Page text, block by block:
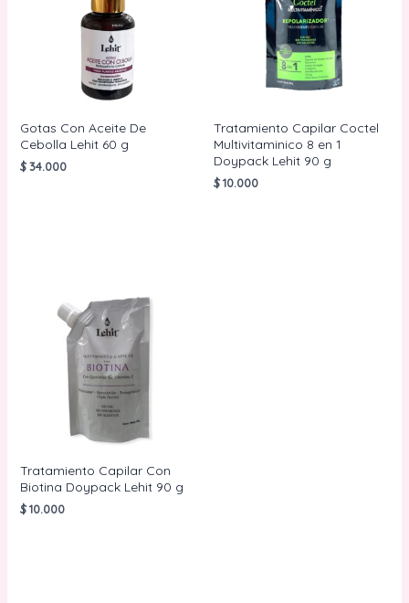
Gotas Con Aceite De
Cebolla Lehit 60 g
$34.000
Tratamiento Capilar Coctel
Multivitaminico 8 en 1
Doypack Lehit 90 g
$10.000
Tratamiento Capilar Con
Biotina Doypack Lehit 90 g
$10.000